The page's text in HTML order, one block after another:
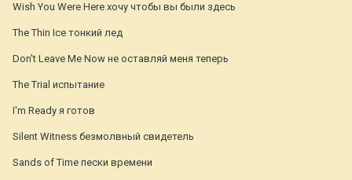
Wish You Were Here хочу чтобы вы были здесь
The Thin Ice тонкий лед
Don't Leave Me Now не оставляй меня теперь
The Trial испытание
I'm Ready я готов
Silent Witness безмолвный свидетель
Sands of Time пески времени